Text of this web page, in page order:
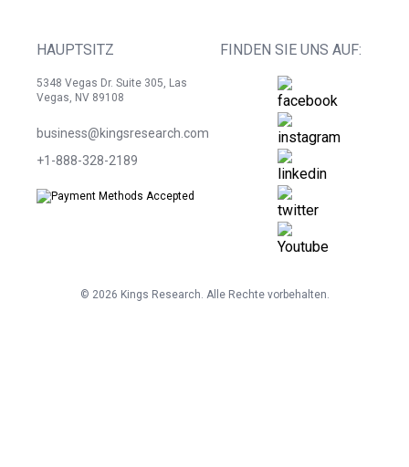
HAUPTSITZ
5348 Vegas Dr. Suite 305, Las
Vegas, NV 89108
business@kingsresearch.com
+1-888-328-2189
FINDEN SIE UNS AUF:
© 2026 Kings Research. Alle Rechte vorbehalten.